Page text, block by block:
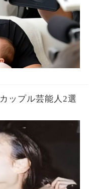
ップル芸能人2選